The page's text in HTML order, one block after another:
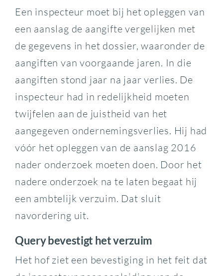
Een inspecteur moet bij het opleggen van
een aanslag de aangifte vergelijken met
de gegevens in het dossier, waaronder de
aangiften van voorgaande jaren. In die
aangiften stond jaar na jaar verlies. De
inspecteur had in redelijkheid moeten
twijfelen aan de juistheid van het
aangegeven ondernemingsverlies. Hij had
vóór het opleggen van de aanslag 2016
nader onderzoek moeten doen. Door het
nadere onderzoek na te laten begaat hij
een ambtelijk verzuim. Dat sluit
navordering uit.
Query bevestigt het verzuim
Het hof ziet een bevestiging in het feit dat